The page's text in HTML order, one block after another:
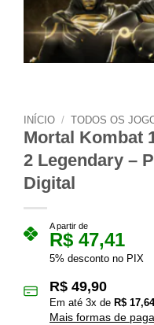
INÍCIO / TODOS OS
Mortal Kombat
2 Legendary –
Digital
A partir de
R$ 47,41
5% desconto no PIX
R$ 49,90
Em até 3x de R$ 17,64
Mais formas de